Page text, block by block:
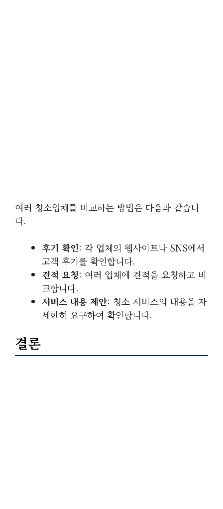
여러 청소업체를 비교하는 방법은 다음과 같습니
다.
후기 확인: 각 업체의 웹사이트나 SNS에서
고객 후기를 확인합니다.
견적 요청: 여러 업체에 견적을 요청하고 비
교합니다.
서비스 내용 제안: 청소 서비스의 내용을 자
세한히 요구하여 확인합니다.
결론